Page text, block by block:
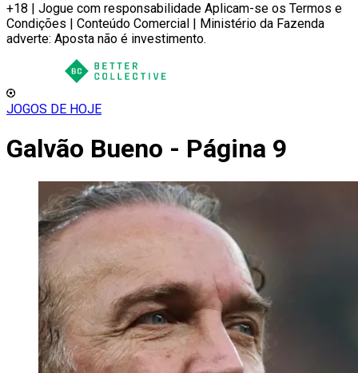
+18 | Jogue com responsabilidade Aplicam-se os Termos e
Condições | Conteúdo Comercial | Ministério da Fazenda
adverte: Aposta não é investimento.
JOGOS DE HOJE
Galvão Bueno - Página 9